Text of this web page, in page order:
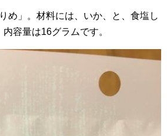
め」。材料には、いか、と、食塩し
容量は16グラムです。